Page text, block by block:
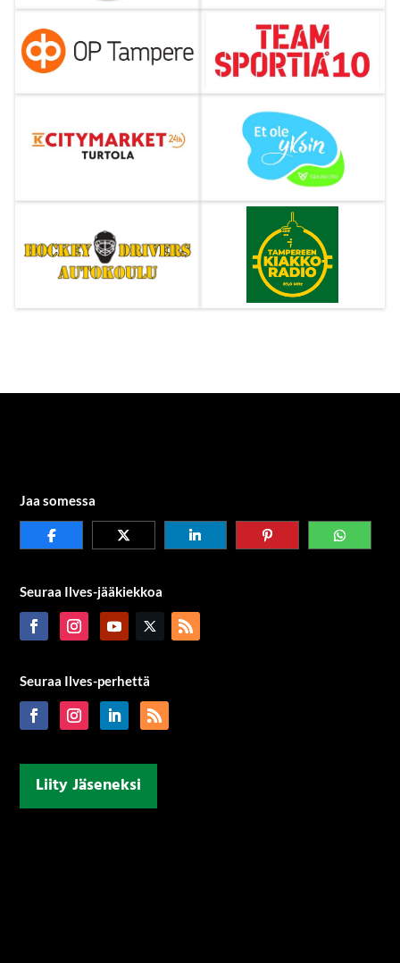
Jaa somessa
Seuraa Ilves-jääkiekkoa
Seuraa Ilves-perhettä
Liity Jäseneksi